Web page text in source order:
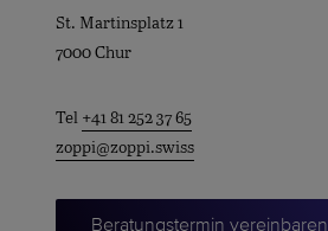
St. Martinsplatz 1
7000 Chur
Tel +41 81 252 37 65
zoppi@zoppi.swiss
Beratungstermin vereinbaren